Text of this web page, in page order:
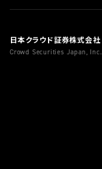
日本クラウド証券株式会社
Crowd Securities Japan, Inc.